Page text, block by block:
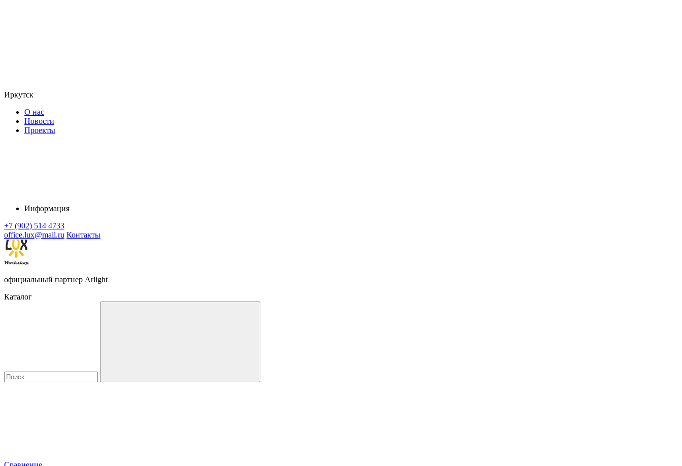
Иркутск
О нас
Новости
Проекты
Информация
+7 (902) 514 4733
office.lux@mail.ru Контакты
официальный партнер Arlight
Каталог